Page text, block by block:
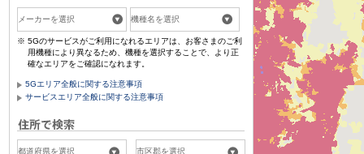
5Gのサービスがご利用になれるエリアは、お客さまのご利
用機種により異なるため、機種を選択することで、より正
確なエリアをご確認になれます。
5Gエリア全般に関する注意事項
サービスエリア全般に関する注意事項